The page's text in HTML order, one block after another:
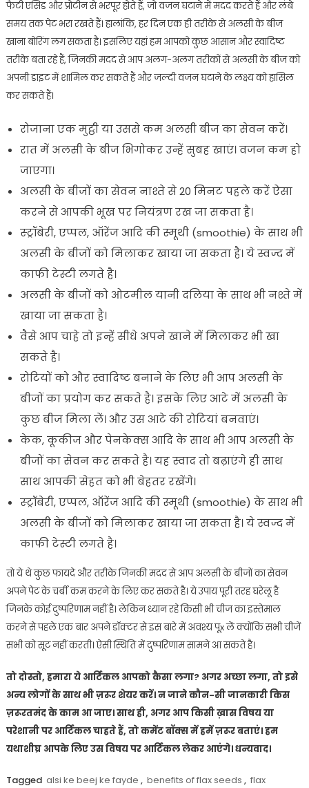
फैटी एसिड और प्रोटीन से भरपूर होते हैं, जो वजन घटाने में मदद करते हैं और लंबे
समय तक पेट भरा रखते हैं। हालांकि, हर दिन एक ही तरीके से अलसी के बीज
खाना बोरिंग लग सकता है। इसलिए यहां हम आपको कुछ आसान और स्वादिष्ट
तरीके बता रहे हैं, जिनकी मदद से आप अलग-अलग तरीकों से अलसी के बीज को
अपनी डाइट में शामिल कर सकते हैं और जल्दी वजन घटाने के लक्ष्य को हासिल
कर सकते हैं।
रोजाना एक मुट्ठी या उससे कम अलसी बीज का सेवन करें।
रात में अलसी के बीज भिगोकर उन्हें सुबह खाएं। वजन कम हो
जाएगा।
अलसी के बीजों का सेवन नाश्ते से 20 मिनट पहले करें ऐसा
करने से आपकी भूख पर नियंत्रण रख जा सकता है।
स्ट्रॉबेरी, एप्पल, ऑरेंज आदि की स्मूथी (smoothie) के साथ भी
अलसी के बीजों को मिलाकर खाया जा सकता है। ये स्वज्द में
काफी टेस्टी लगते है।
अलसी के बीजों को ओटमील यानी दलिया के साथ भी नश्ते में
खाया जा सकता है।
वैसे आप चाहे तो इन्हें सीधे अपने खाने में मिलाकर भी खा
सकते है।
रोटियों को और स्वादिष्ट बनाने के लिए भी आप अलसी के
बीजों का प्रयोग कर सकते है। इसके लिए आटे में अलसी के
कुछ बीज मिला लें। और उस आटे की रोटियां बनवाएं।
केक, कूकीज और पेनकेक्स आदि के साथ भी आप अलसी के
बीजों का सेवन कर सकते है। यह स्वाद तो बढ़ाएंगे ही साथ
साथ आपकी सेहत को भी बेहतर रखेंगे।
स्ट्रॉबेरी, एप्पल, ऑरेंज आदि की स्मूथी (smoothie) के साथ भी
अलसी के बीजों को मिलाकर खाया जा सकता है। ये स्वज्द में
काफी टेस्टी लगते है।
तो ये थे कुछ फायदे और तरीके जिनकी मदद से आप अलसी के बीजों का सेवन
अपने पेट के चर्बी कम करने के लिए कर सकते है। ये उपाय पूरी तरह घरेलू है
जिनके कोई दुष्परिणाम नहीं है। लेकिन ध्यान रहे किसी भी चीज का इस्तेमाल
करने से पहले एक बार अपने डॉक्टर से इस बारे में अवश्य पूx लें क्योंकि सभी चीजें
सभी को सूट नहीं करती। ऐसी स्थिति में दुष्परिणाम सामने आ सकते है।
तो दोस्तो, हमारा ये आर्टिकल आपको कैसा लगा? अगर अच्छा लगा, तो इसे
अन्य लोगों के साथ भी ज़रूर शेयर करें। न जाने कौन-सी जानकारी किस
ज़रूरतमंद के काम आ जाए। साथ ही, अगर आप किसी ख़ास विषय या
परेशानी पर आर्टिकल चाहते हैं, तो कमेंट बॉक्स में हमें ज़रूर बताएं। हम
यथाशीघ्र आपके लिए उस विषय पर आर्टिकल लेकर आएंगे। धन्यवाद।
Tagged alsi ke beej ke fayde , benefits of flax seeds , flax